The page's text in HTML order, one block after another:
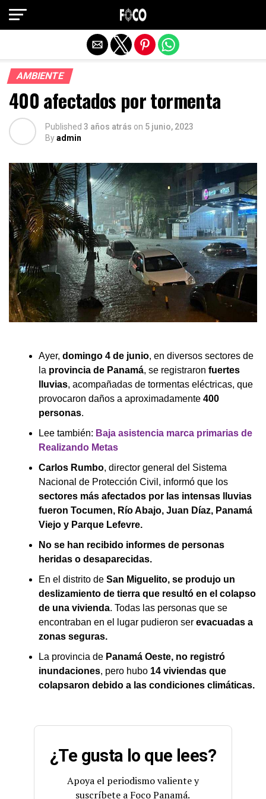
AMBIENTE
400 afectados por tormenta
Published 3 años atrás on 5 junio, 2023
Byadmin
Ayer, domingo 4 de junio, en diversos sectores de
la provincia de Panamá, se registraron fuertes
lluvias, acompañadas de tormentas eléctricas, que
provocaron daños a aproximadamente 400
personas.
Lee también: Baja asistencia marca primarias de
Realizando Metas
Carlos Rumbo, director general del Sistema
Nacional de Protección Civil, informó que los
sectores más afectados por las intensas lluvias
fueron Tocumen, Río Abajo, Juan Díaz, Panamá
Viejo y Parque Lefevre.
No se han recibido informes de personas
heridas o desaparecidas.
En el distrito de San Miguelito, se produjo un
deslizamiento de tierra que resultó en el colapso
de una vivienda. Todas las personas que se
encontraban en el lugar pudieron ser evacuadas a
zonas seguras.
La provincia de Panamá Oeste, no registró
inundaciones, pero hubo 14 viviendas que
colapsaron debido a las condiciones climáticas.
¿Te gusta lo que lees?
Apoya el periodismo valiente y
suscríbete a Foco Panamá.
Salir de la versión móvil